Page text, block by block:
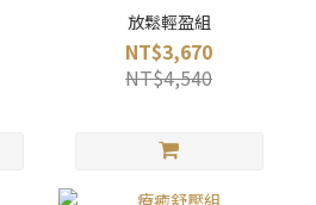
放鬆輕盈組
NT$3,670
NT$4,540